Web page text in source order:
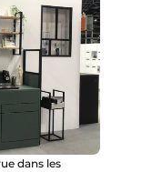
dans les